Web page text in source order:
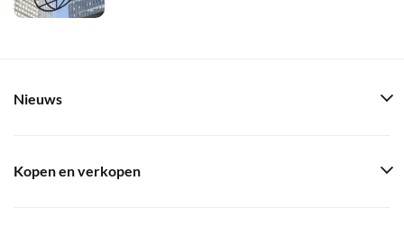
Nieuws
Kopen en verkopen